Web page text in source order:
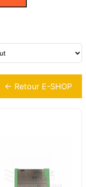
← Retour E-SHOP